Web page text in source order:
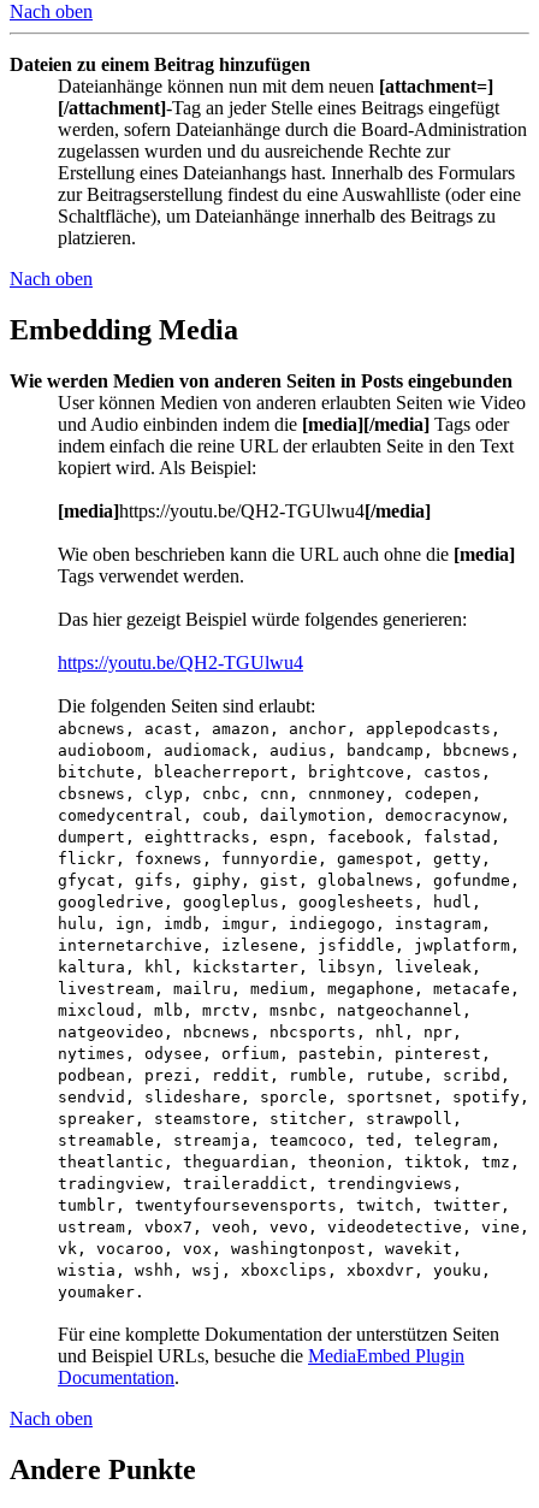
Nach oben
Dateien zu einem Beitrag hinzufügen
Dateianhänge können nun mit dem neuen [attachment=]
[/attachment]-Tag an jeder Stelle eines Beitrags eingefügt
werden, sofern Dateianhänge durch die Board-Administration
zugelassen wurden und du ausreichende Rechte zur
Erstellung eines Dateianhangs hast. Innerhalb des Formulars
zur Beitragserstellung findest du eine Auswahlliste (oder eine
Schaltfläche), um Dateianhänge innerhalb des Beitrags zu
platzieren.
Nach oben
Embedding Media
Wie werden Medien von anderen Seiten in Posts eingebunden
User können Medien von anderen erlaubten Seiten wie Video
und Audio einbinden indem die [media][/media] Tags oder
indem einfach die reine URL der erlaubten Seite in den Text
kopiert wird. Als Beispiel:
[media]https://youtu.be/QH2-TGUlwu4[/media]
Wie oben beschrieben kann die URL auch ohne die [media]
Tags verwendet werden.
Das hier gezeigt Beispiel würde folgendes generieren:
https://youtu.be/QH2-TGUlwu4
Die folgenden Seiten sind erlaubt:
abcnews, acast, amazon, anchor, applepodcasts,
audioboom, audiomack, audius, bandcamp, bbcnews,
bitchute, bleacherreport, brightcove, castos,
cbsnews, clyp, cnbc, cnn, cnnmoney, codepen,
comedycentral, coub, dailymotion, democracynow,
dumpert, eighttracks, espn, facebook, falstad,
flickr, foxnews, funnyordie, gamespot, getty,
gfycat, gifs, giphy, gist, globalnews, gofundme,
googledrive, googleplus, googlesheets, hudl,
hulu, ign, imdb, imgur, indiegogo, instagram,
internetarchive, izlesene, jsfiddle, jwplatform,
kaltura, khl, kickstarter, libsyn, liveleak,
livestream, mailru, medium, megaphone, metacafe,
mixcloud, mlb, mrctv, msnbc, natgeochannel,
natgeovideo, nbcnews, nbcsports, nhl, npr,
nytimes, odysee, orfium, pastebin, pinterest,
podbean, prezi, reddit, rumble, rutube, scribd,
sendvid, slideshare, sporcle, sportsnet, spotify,
spreaker, steamstore, stitcher, strawpoll,
streamable, streamja, teamcoco, ted, telegram,
theatlantic, theguardian, theonion, tiktok, tmz,
tradingview, traileraddict, trendingviews,
tumblr, twentyfoursevensports, twitch, twitter,
ustream, vbox7, veoh, vevo, videodetective, vine,
vk, vocaroo, vox, washingtonpost, wavekit,
wistia, wshh, wsj, xboxclips, xboxdvr, youku,
youmaker.
Für eine komplette Dokumentation der unterstützen Seiten
und Beispiel URLs, besuche die MediaEmbed Plugin
Documentation.
Nach oben
Andere Punkte